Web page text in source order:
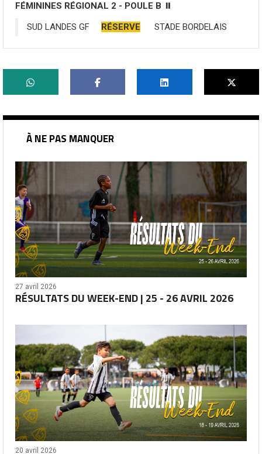
FÉMININES RÉGIONAL 2 - POULE B ⏸️
SUD LANDES GF RÉSERVE STADE BORDELAIS
À NE PAS MANQUER
27 avril 2026
RÉSULTATS DU WEEK-END | 25 - 26 AVRIL 2026
20 avril 2026